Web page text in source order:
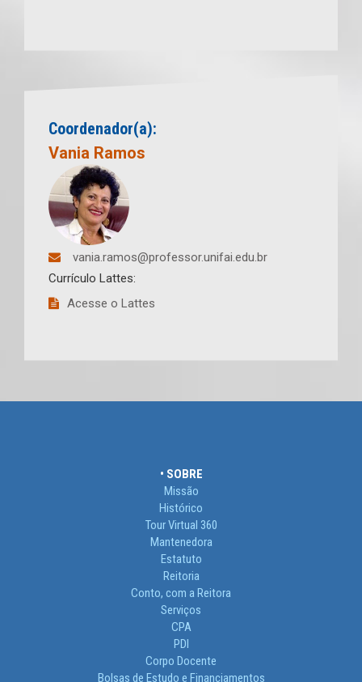
Coordenador(a):
Vania Ramos
vania.ramos@professor.unifai.edu.br
Currículo Lattes:
Acesse o Lattes
• SOBRE
Missão
Histórico
Tour Virtual 360
Mantenedora
Estatuto
Reitoria
Conto, com a Reitora
Serviços
CPA
PDI
Corpo Docente
Bolsas de Estudo e Financiamentos